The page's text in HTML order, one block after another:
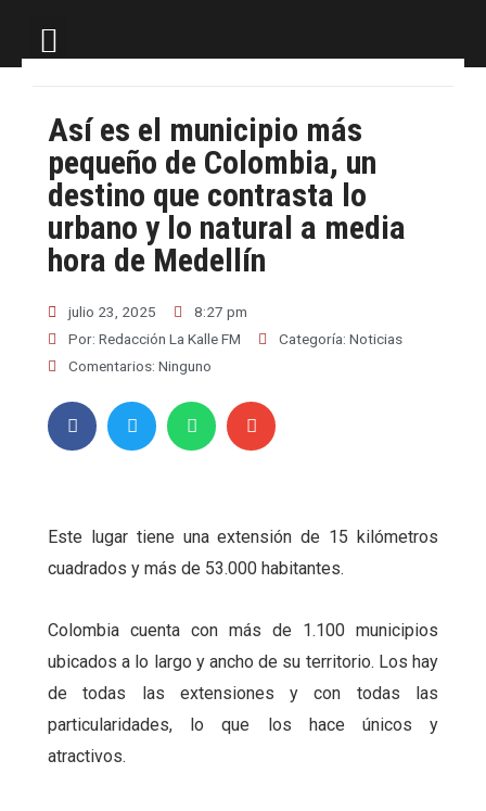
Así es el municipio más
pequeño de Colombia, un
destino que contrasta lo
urbano y lo natural a media
hora de Medellín
julio 23, 2025
8:27 pm
Por: Redacción La Kalle FM Categoría: Noticias
Comentarios: Ninguno
Este lugar tiene una extensión de 15 kilómetros
cuadrados y más de 53.000 habitantes.
Colombia cuenta con más de 1.100 municipios
ubicados a lo largo y ancho de su territorio. Los hay
de todas las extensiones y con todas las
particularidades, lo que los hace únicos y
atractivos.